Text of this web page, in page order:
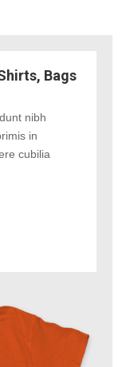
Bags
nibh
in
cubilia